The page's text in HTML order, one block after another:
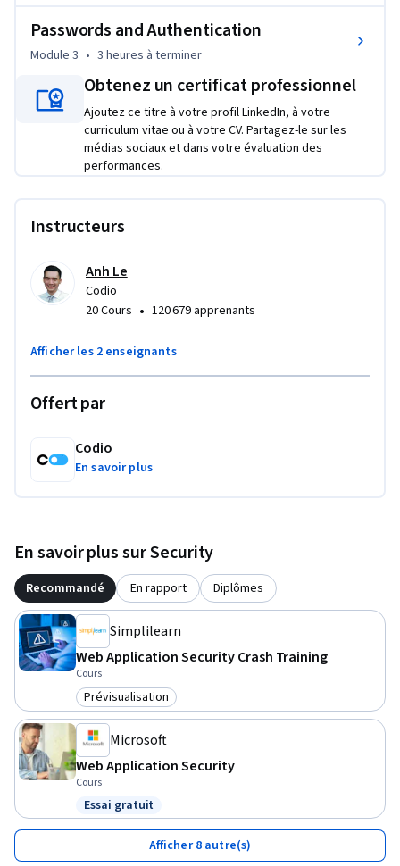
experience, this course is video-free. Assignments contain
short explanations with images and suggested exploration
examples, building a deeper understanding by doing. You'll
benefit from instant feedback from a variety of assessment
items along the way, gently progressing from quick
understanding checks (multiple choice, fill in the blank, and
un-scrambling answer blocks) to small, approachable
Passwords and Authentication
Module 3 • 3 heures à terminer
Obtenez un certificat professionnel
Ajoutez ce titre à votre profil LinkedIn, à votre
curriculum vitae ou à votre CV. Partagez-le sur les
médias sociaux et dans votre évaluation des
performances.
Instructeurs
Anh Le
Codio
20 Cours • 120 679 apprenants
Afficher les 2 enseignants
Offert par
Codio
En savoir plus
En savoir plus sur Security
Recommandé En rapport Diplômes
Simplilearn
Web Application Security Crash Training
Cours
Catégorie : Prévisualisation
Prévisualisation
Microsoft
Web Application Security
Cours
Statut : Essai gratuit
Essai gratuit
Afficher 8 autre(s)